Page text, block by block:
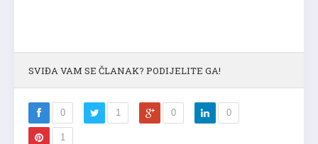
SVIĐA VAM SE ČLANAK? PODIJELITE GA!
0 1 0 0
1